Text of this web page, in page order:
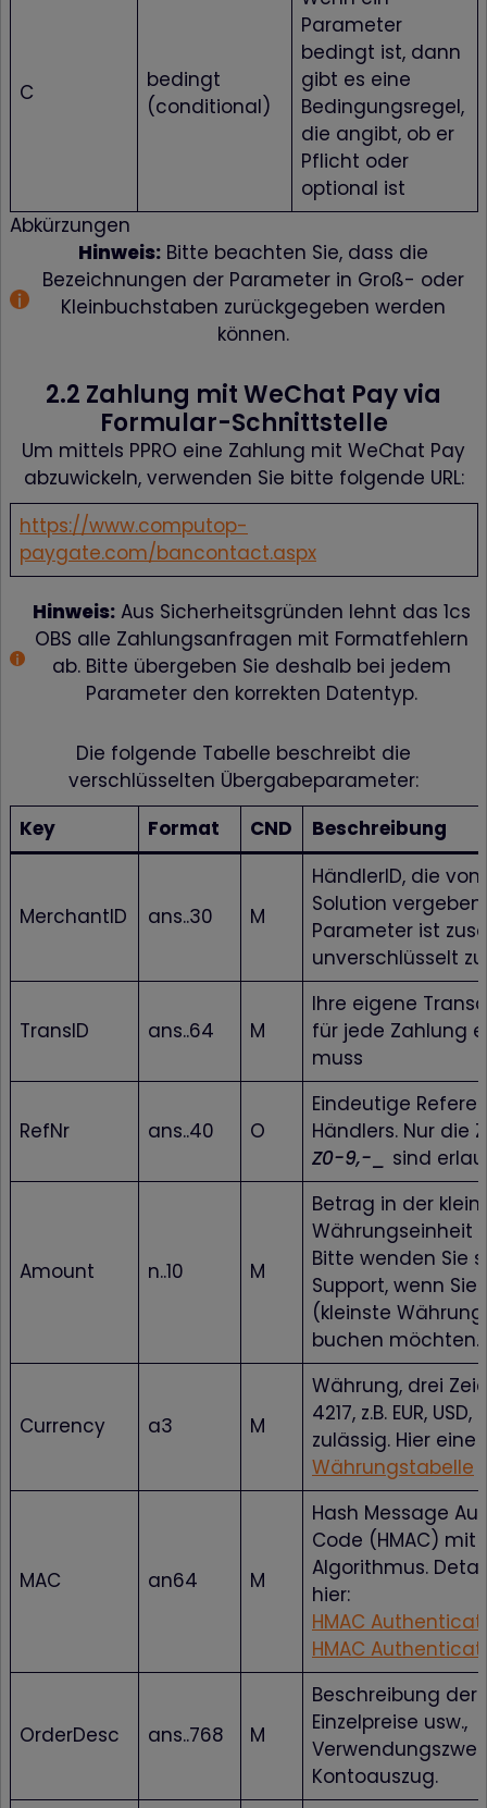
C
bedingt
(conditional)
Parameter
bedingt ist, dann
gibt es eine
Bedingungsregel,
die angibt, ob er
Pflicht oder
optional ist
Abkürzungen
Hinweis: Bitte beachten Sie, dass die
Bezeichnungen der Parameter in Groß- oder
Kleinbuchstaben zurückgegeben werden
können.
2.2 Zahlung mit WeChat Pay via
Formular-Schnittstelle
Um mittels PPRO eine Zahlung mit WeChat Pay
abzuwickeln, verwenden Sie bitte folgende URL:
https://www.computop-
paygate.com/bancontact.aspx
Hinweis:Aus Sicherheitsgründen lehnt das 1cs
OBS alle Zahlungsanfragen mit Formatfehlern
ab. Bitte übergeben Sie deshalb bei jedem
Parameter den korrekten Datentyp.
Die folgende Tabelle beschreibt die
verschlüsselten Übergabeparameter:
Key
Format CND Beschreibung
MerchantID ans..30 M
HändlerID, die
Solution vergeben
Parameter ist
unverschlüsselt
TransID ans..64 M
Ihre eigene
für jede Zahlung
muss
RefNr ans..40 O
Eindeutige
Händlers. Nur die
Z0-9,-_
sind
Amount n..10 M
Betrag in der
Währungseinheit
Bitte wenden Sie
Support, wenn Sie
(kleinste
buchen möchten.
Currency a3 M
Währung, drei
4217, z.B. EUR, USD,
zulässig. Hier eine
Währungstabelle
MAC an64 M
Hash Message
Code (HMAC) mit
Algorithmus.
hier:
HMAC
HMAC
OrderDesc ans..768 M
Beschreibung der
Einzelpreise usw.,
Kontoauszug.